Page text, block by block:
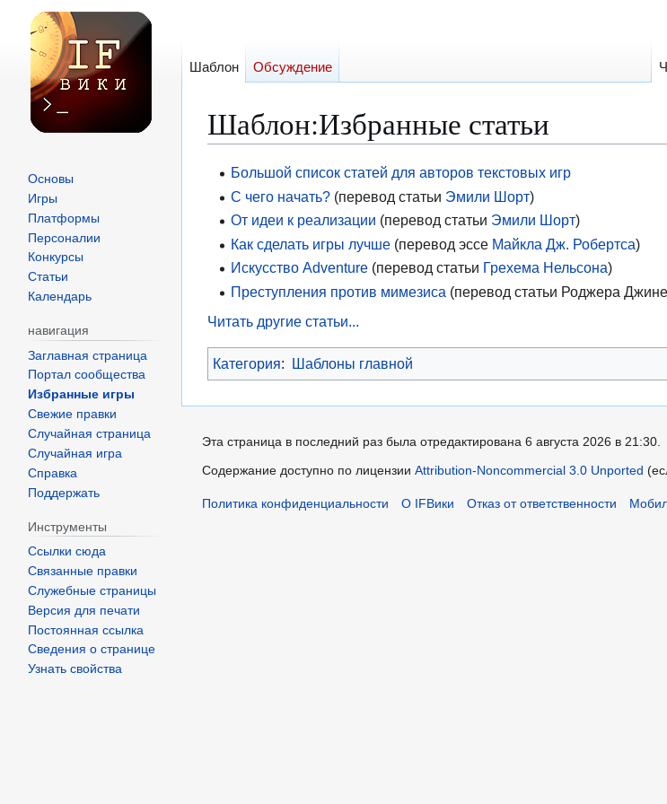
Шаблон:Избранные статьи
Перейти
навигации
Перейти
поиску
Большой список статей для авторов текстовых игр
С чего начать?(перевод статьи Эмили Шорт)
От идеи к реализации (перевод статьи Эмили Шорт)
Как сделать игры лучше(перевод эссе Майкла Дж. Робертса)
Искусство Adventure(перевод статьи Грехема Нельсона)
Преступления против мимезиса (перевод статьи Роджера
Читать другие статьи...
Категория: Шаблоны главной
Шаблон Обсуждение
Основы
Игры
Платформы
Персоналии
Конкурсы
Статьи
Календарь
навигация
Заглавная страница
Портал сообщества
Избранные игры
Свежие правки
Случайная страница
Случайная игра
Справка
Поддержать
Инструменты
Ссылки сюда
Связанные правки
Служебные страницы
Версия для печати
Постоянная ссылка
Сведения о странице
Узнать свойства
Эта страница в последний раз была отредактирована 6 августа 2026 в 21:30.
Содержание доступно по лицензииAttribution-Noncommercial 3.0 Unported
Политика конфиденциальности О IFВики Отказ от ответственности